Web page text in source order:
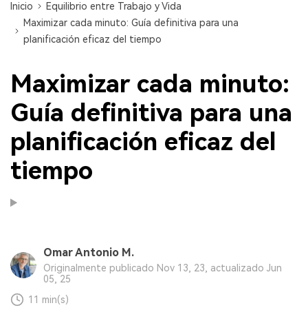
Inicio
Equilibrio entre Trabajo y Vida
Maximizar cada minuto: Guía definitiva para una
planificación eficaz del tiempo
Maximizar cada minuto:
Guía definitiva para una
planificación eficaz del
tiempo
Omar Antonio M.
Originalmente publicado Nov 13, 23, actualizado Jun
05, 25
11 min(s)